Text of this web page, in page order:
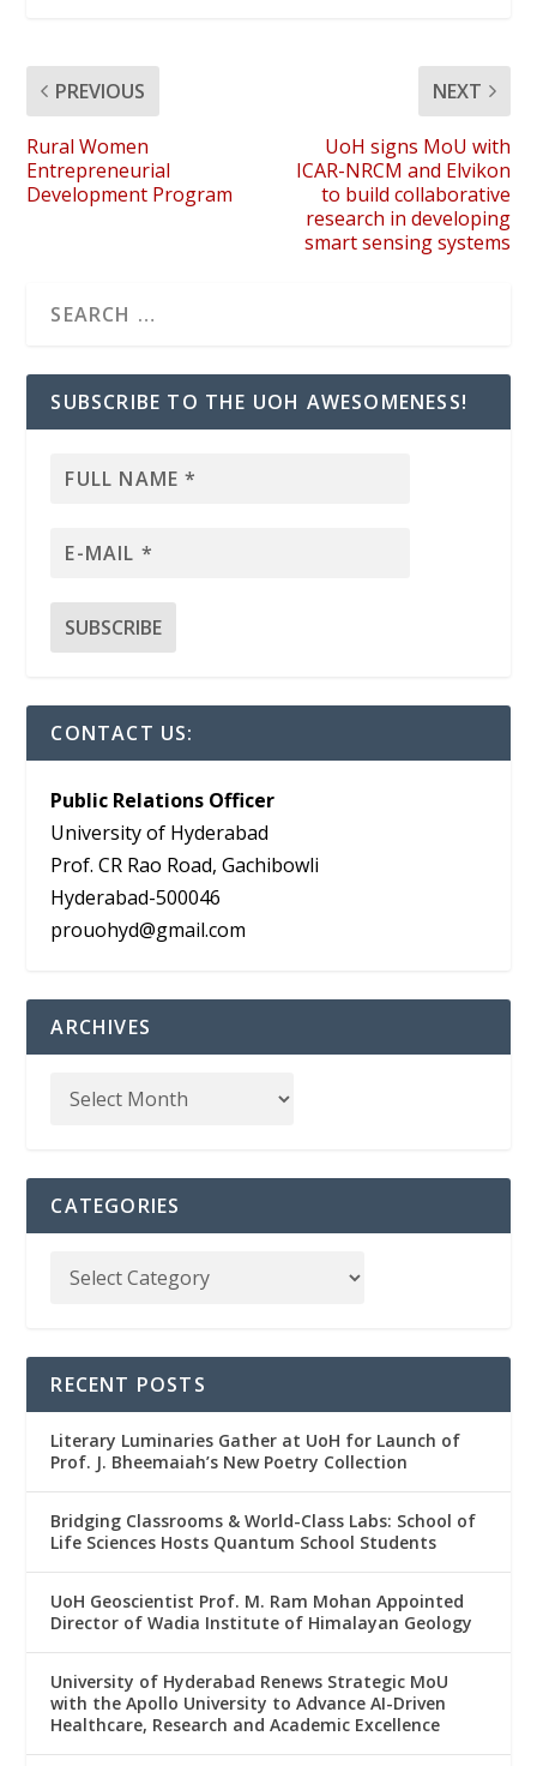
PREVIOUS
Rural Women
Entrepreneurial
Development Program
NEXT
UoH signs MoU with
ICAR-NRCM and Elvikon
to build collaborative
research in developing
smart sensing systems
SUBSCRIBE TO THE UOH AWESOMENESS!
CONTACT US:
Public Relations Officer
University of Hyderabad
Prof. CR Rao Road, Gachibowli
Hyderabad-500046
prouohyd@gmail.com
ARCHIVES
CATEGORIES
RECENT POSTS
Literary Luminaries Gather at UoH for Launch of
Prof. J. Bheemaiah’s New Poetry Collection
Bridging Classrooms & World-Class Labs: School of
Life Sciences Hosts Quantum School Students
UoH Geoscientist Prof. M. Ram Mohan Appointed
Director of Wadia Institute of Himalayan Geology
University of Hyderabad Renews Strategic MoU
with the Apollo University to Advance AI-Driven
Healthcare, Research and Academic Excellence